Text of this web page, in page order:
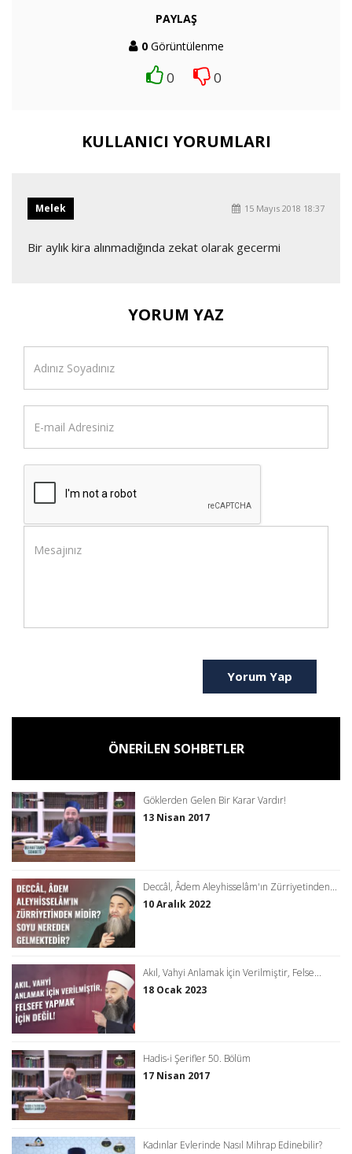
PAYLAŞ
0Görüntülenme
0 0
KULLANICI YORUMLARI
Melek 15 Mayıs 2018 18:37
Bir aylık kira alınmadığında zekat olarak gecermi
YORUM YAZ
Yorum Yap
ÖNERİLEN SOHBETLER
Göklerden Gelen Bir Karar Vardır!
13 Nisan 2017
Deccâl, Âdem Aleyhisselâm'ın Zürriyetinden...
10 Aralık 2022
Akıl, Vahyi Anlamak İçin Verilmiştir, Felse...
18 Ocak 2023
Hadis-i Şerifler 50. Bölüm
17 Nisan 2017
Kadınlar Evlerinde Nasıl Mihrap Edinebilir?